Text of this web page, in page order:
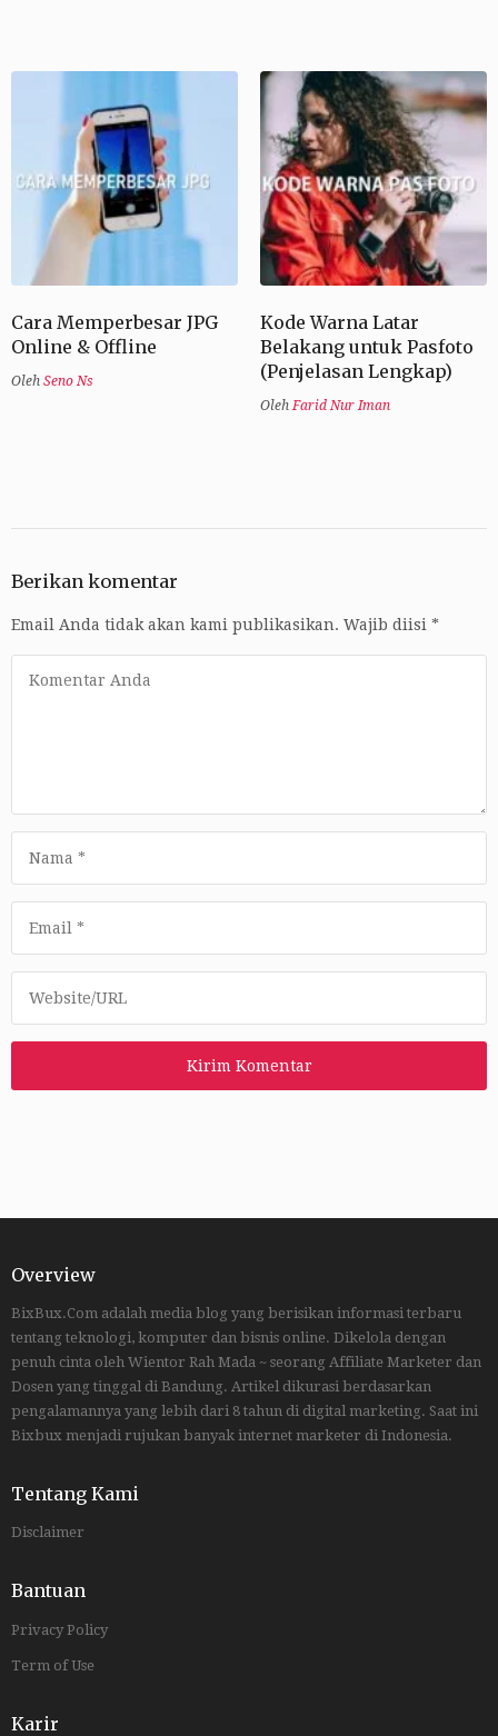
Cara Memperbesar JPG
Online & Offline
Oleh Seno Ns
Kode Warna Latar
Belakang untuk Pasfoto
(Penjelasan Lengkap)
OlehFarid Nur Iman
Berikan komentar
Email Anda tidak akan kami publikasikan. Wajib diisi *
Overview
BixBux.Com adalah media blog yang berisikan informasi terbaru
tentang teknologi, komputer dan bisnis online. Dikelola dengan
penuh cinta oleh Wientor Rah Mada ~ seorang Affiliate Marketer dan
Dosen yang tinggal di Bandung. Artikel dikurasi berdasarkan
pengalamannya yang lebih dari 8 tahun di digital marketing. Saat ini
Bixbux menjadi rujukan banyak internet marketer di Indonesia.
Tentang Kami
Disclaimer
Bantuan
Privacy Policy
Term of Use
Karir